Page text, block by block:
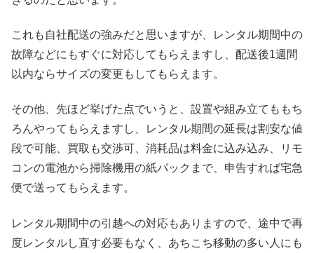
これも自社配送の強みだと思いますが、レンタル期間中の
故障などにもすぐに対応してもらえますし、配送後1週間
以内ならサイズの変更もしてもらえます。
その他、先ほど挙げた点でいうと、設置や組み立てももち
ろんやってもらえますし、レンタル期間の延長は割安な値
段で可能、買取も交渉可、消耗品は料金に込み込み、リモ
コンの電池から掃除機用の紙パックまで、申告すれば宅急
便で送ってもらえます。
レンタル期間中の引越への対応もありますので、途中で再
度レンタルし直す必要もなく、あちこち移動の多い人にも